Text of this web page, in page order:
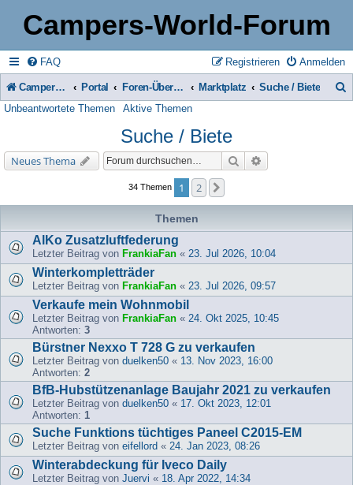
Campers-World-Forum
FAQ Anmelden
Registrieren
Campers-World-Forum Portal Foren-Übersicht Marktplatz Suche / Biete
Unbeantwortete Themen Aktive Themen
Suche / Biete
Neues Thema Suche
34 Themen 1 2
Themen
AlKo Zusatzluftfederung
Letzter Beitrag von FrankiaFan « 23. Jul 2026, 10:04
Winterkompletträder
Letzter Beitrag von FrankiaFan « 23. Jul 2026, 09:57
Verkaufe mein Wohnmobil
Letzter Beitrag von FrankiaFan « 24. Okt 2025, 10:45
Antworten: 3
Bürstner Nexxo T 728 G zu verkaufen
Letzter Beitrag von duelken50 « 13. Nov 2023, 16:00
Antworten: 2
BfB-Hubstützenanlage Baujahr 2021 zu verkaufen
Letzter Beitrag von duelken50 « 17. Okt 2023, 12:01
Antworten: 1
Suche Funktions tüchtiges Paneel C2015-EM
Letzter Beitrag von eifellord « 24. Jan 2023, 08:26
Winterabdeckung für Iveco Daily
Letzter Beitrag von Juervi « 18. Apr 2022, 14:34